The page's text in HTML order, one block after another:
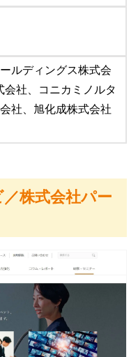
ルディングス株式会
会社、コニカミノルタ
社、旭化成株式会社
株式会社パー